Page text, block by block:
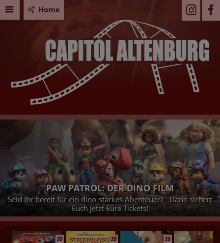
Home
PAW PATROL: DER DINO FILM
für ein dino-starkes Abenteuer? - Dann sichert
Euch jetzt Eure Tickets!
Am
11.30
2D 2D 2D